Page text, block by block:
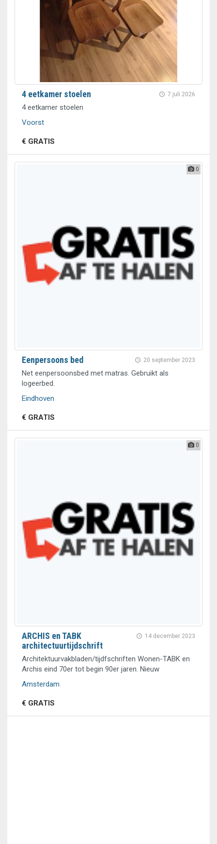
7 juli 2026
4 eetkamer stoelen
4 eetkamer stoelen
Voorst
€ GRATIS
0
20 september 2023
Eenpersoons bed
Net eenpersoonsbed met matras. Gebruikt als
logeerbed.
Eindhoven
€ GRATIS
0
14 december 2023
ARCHIS en TABK
architectuurtijdschrift
Architektuurvakbladen/tijdfschriften Wonen-TABK en
Archis eind 70er tot begin 90er jaren. Nieuw
Amsterdam
€ GRATIS